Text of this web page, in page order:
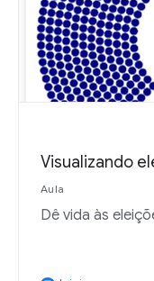
Visualizando
Aula
Dê vida às